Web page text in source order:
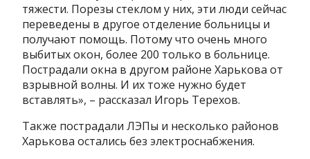
тяжести. Порезы стеклом у них, эти люди сейчас
переведены в другое отделение больницы и
получают помощь. Потому что очень много
выбитых окон, более 200 только в больнице.
Пострадали окна в другом районе Харькова от
взрывной волны. И их тоже нужно будет
вставлять», – рассказал Игорь Терехов.
Также пострадали ЛЭПы и несколько районов
Харькова остались без электроснабжения.